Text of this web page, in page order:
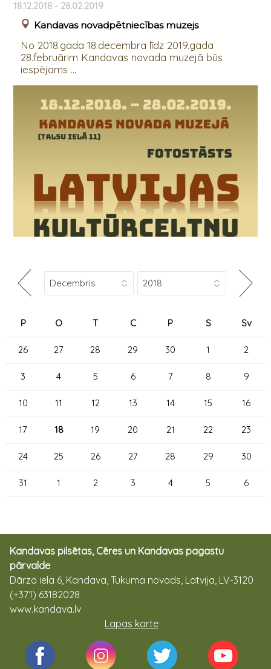
18.12.2018 - 28.02.2019
Kandavas novadpētniecības muzejs
No 2018.gada 18.decembra līdz 2019.gada
28.februārim Kandavas novada muzejā būs
iespējams ...
P O T C P S Sv
26 27 28 29 30 1 2
3 4 5 6 7 8 9
10 11 12 13 14 15 16
17 18 19 20 21 22 23
24 25 26 27 28 29 30
31 1 2 3 4 5 6
Kandavas pilsētas, Cēres un Kandavas pagastu
pārvalde
Dārza iela 6, Kandava, Tukuma novads, Latvija, LV-3120
(+371) 63182028
www.kandava.lv
Lapas karte